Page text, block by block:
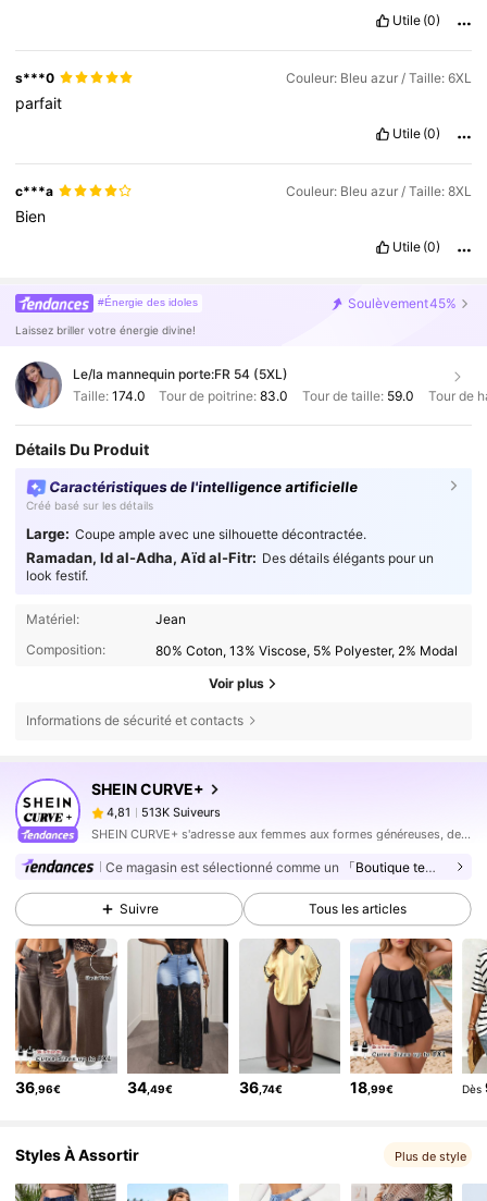
Utile (0)
s***0 Couleur: Bleu azur / Taille: 6XL
parfait
Utile (0)
c***a Couleur: Bleu azur / Taille: 8XL
Bien
Utile (0)
#Énergie des idoles Soulèvement45%
Laissez briller votre énergie divine!
Le/la mannequin porte:FR 54 (5XL)
Taille: 174.0 Tour de poitrine:83.0 Tour de taille: 59.0 Tour de
Détails Du Produit
Caractéristiques de l'intelligence artificielle
Créé basé sur les détails
Large: Coupe ample avec une silhouette décontractée.
Ramadan, Id al-Adha, Aïd al-Fitr: Des détails élégants pour un
look festif.
Matériel:
Jean
Composition:
80% Coton, 13% Viscose, 5% Polyester, 2% Modal
Voir plus
Informations de sécurité et contacts
SHEIN CURVE+
4,81
513K Suiveurs
v***aest en train de naviguer
4,81
513K Suiveurs
4,81 513K Suiveurs
4,81 513K Suiveurs
4,81 513K Suiveurs
4,81 513K Suiveurs
4,81 513K Suiveurs
4,81 513K Suiveurs
4,81 513K Suiveurs
SHEIN CURVE+ s'adresse aux femmes aux formes généreuses, de taille 22-34, avec un large éventail de catégories.
Ce magasin est sélectionné comme un 「Boutique tendance」
Suivre Tous les articles
36 ,96€ 34 ,49€ 36,74€ 18 ,99€ Dès
Styles À Assortir Plus de style